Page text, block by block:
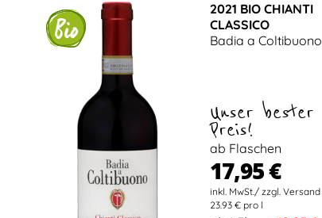
2021 BIO CHIANTI
CLASSICO
Badia a Coltibuono
Unser bester
Preis!
ab Flaschen
17,95 €
23.93 € pro l